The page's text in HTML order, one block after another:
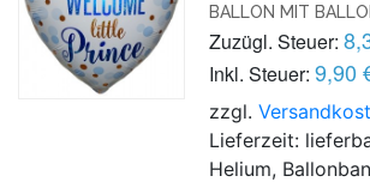
BALLON MIT
Zuzügl. Steuer:
Inkl. Steuer: 9,90
zzgl.
Lieferzeit:
Helium,